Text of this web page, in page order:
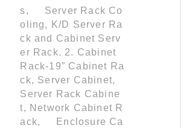
s, Server Rack Co
oling, K/D Server Ra
ck and Cabinet Serv
er Rack. 2. Cabinet
Rack-19” Cabinet Ra
ck, Server Cabinet,
Server Rack Cabine
t, Network Cabinet R
ack, Enclosure Ca